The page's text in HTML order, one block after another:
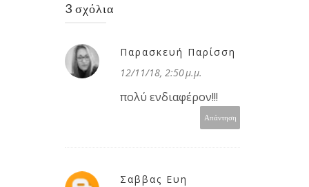
3 σχόλια
Παρασκευή Παρίσση
12/11/18, 2:50 μ.μ.
πολύ ενδιαφέρον!!!
Απάντηση
Σαββας Ευη